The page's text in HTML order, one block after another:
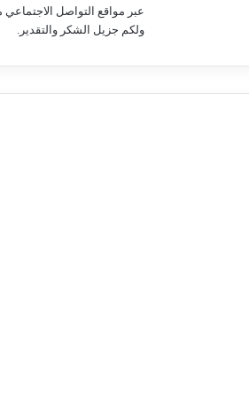
عبر مواقع التواصل الاجتماعي
ولكم جزيل الشكر والتقدير.